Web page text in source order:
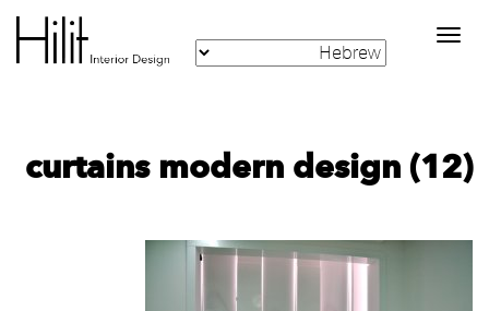
Toggle
navigation
curtains modern design (12)